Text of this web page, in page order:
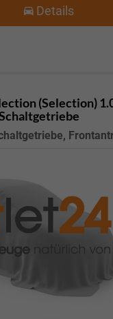
Details
drucken
(Selection)